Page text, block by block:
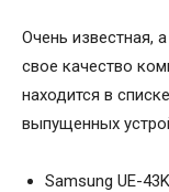
Очень известная,
свое качество
находится в
выпущенных
Samsung UE-